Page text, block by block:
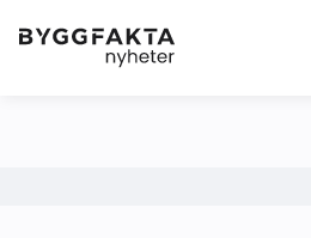
Kategorier Jobbmarkedet